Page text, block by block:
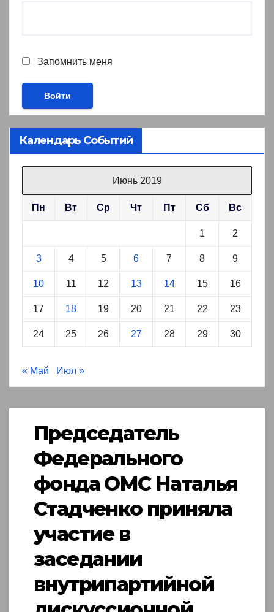
Запомнить меня
Календарь Событий
Июнь 2019
Пн Вт Ср Чт Пт Сб Вс
1 2
3 4 5 6 7 8 9
10 11 12 13 14 15 16
17 18 19 20 21 22 23
24 25 26 27 28 29 30
« Май Июл »
Председатель
Федерального
фонда ОМС Наталья
Стадченко приняла
участие в
заседании
внутрипартийной